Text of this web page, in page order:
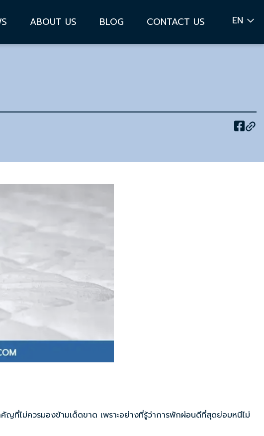
ABOUT US BLOG CONTACT US EN
ญที่ไม่ควรมองข้ามเด็ดขาด เพราะอย่างที่รู้ว่าการพักผ่อนดีที่สุดย่อมหนีไม่